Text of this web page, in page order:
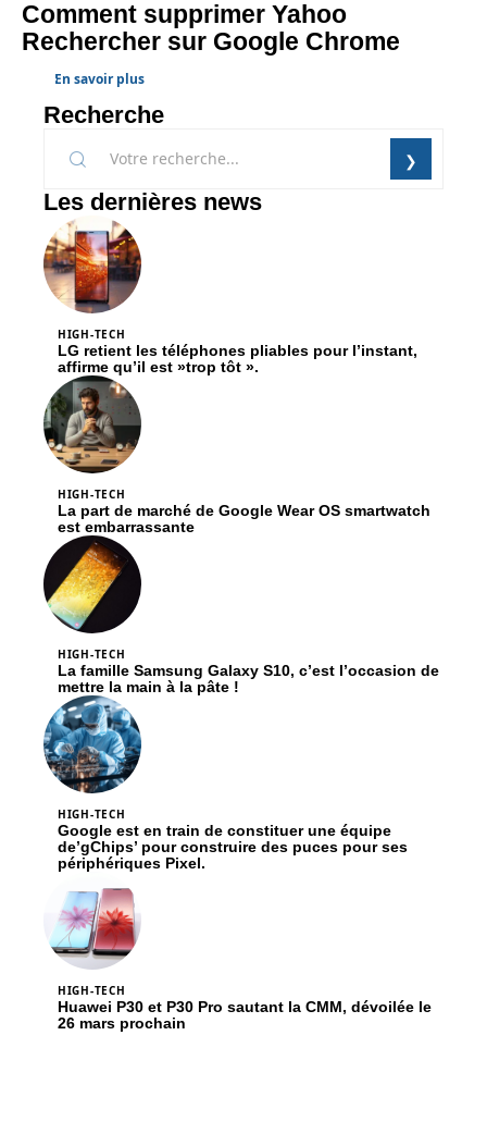
Comment supprimer Yahoo
Rechercher sur Google Chrome
En savoir plus
Recherche
Les dernières news
HIGH-TECH
LG retient les téléphones pliables pour l’instant,
affirme qu’il est »trop tôt ».
HIGH-TECH
La part de marché de Google Wear OS smartwatch
est embarrassante
HIGH-TECH
La famille Samsung Galaxy S10, c’est l’occasion de
mettre la main à la pâte !
HIGH-TECH
Google est en train de constituer une équipe
de’gChips’ pour construire des puces pour ses
périphériques Pixel.
HIGH-TECH
Huawei P30 et P30 Pro sautant la CMM, dévoilée le
26 mars prochain